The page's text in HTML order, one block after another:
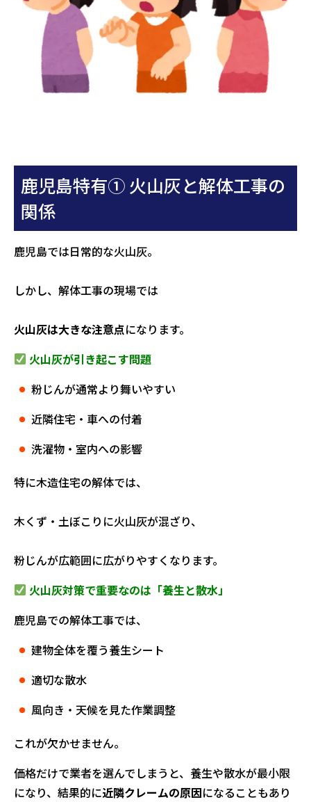
鹿児島特有① 火山灰と解体工事の
関係
鹿児島では日常的な火山灰。
しかし、解体工事の現場では
火山灰は大きな注意点になります。
火山灰が引き起こす問題
粉じんが通常より舞いやすい
近隣住宅・車への付着
洗濯物・室内への影響
特に木造住宅の解体では、
木くず・土ぼこりに火山灰が混ざり、
粉じんが広範囲に広がりやすくなります。
火山灰対策で重要なのは「養生と散水」
鹿児島での解体工事では、
建物全体を覆う養生シート
適切な散水
風向き・天候を見た作業調整
これが欠かせません。
価格だけで業者を選んでしまうと、養生や散水が最小限
になり、結果的に近隣クレームの原因になることもあり